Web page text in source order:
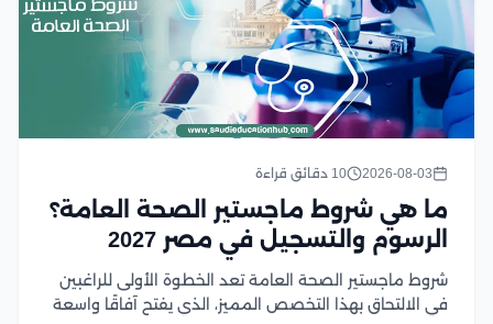
2026-08-03 10 دقائق قراءة
ما هي شروط ماجستير الصحة العامة؟
الرسوم والتسجيل في مصر 2027
شروط ماجستير الصحة العامة تعد الخطوة الأولى للراغبين
في الالتحاق بهذا التخصص المميز، الذي يفتح آفاقًا واسعة